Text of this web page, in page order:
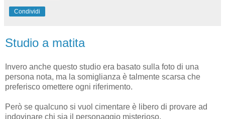
Condividi
Studio a matita
Invero anche questo studio era basato sulla foto di una
persona nota, ma la somiglianza è talmente scarsa che
preferisco omettere ogni riferimento.
Però se qualcuno si vuol cimentare è libero di provare ad
indovinare chi sia il personaggio misterioso.